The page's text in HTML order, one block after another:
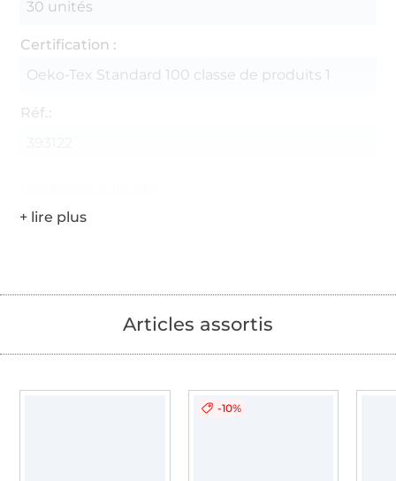
30 unités
Certification :
Oeko-Tex Standard 100 classe de produits 1
Réf.:
Articles assortis
-10%